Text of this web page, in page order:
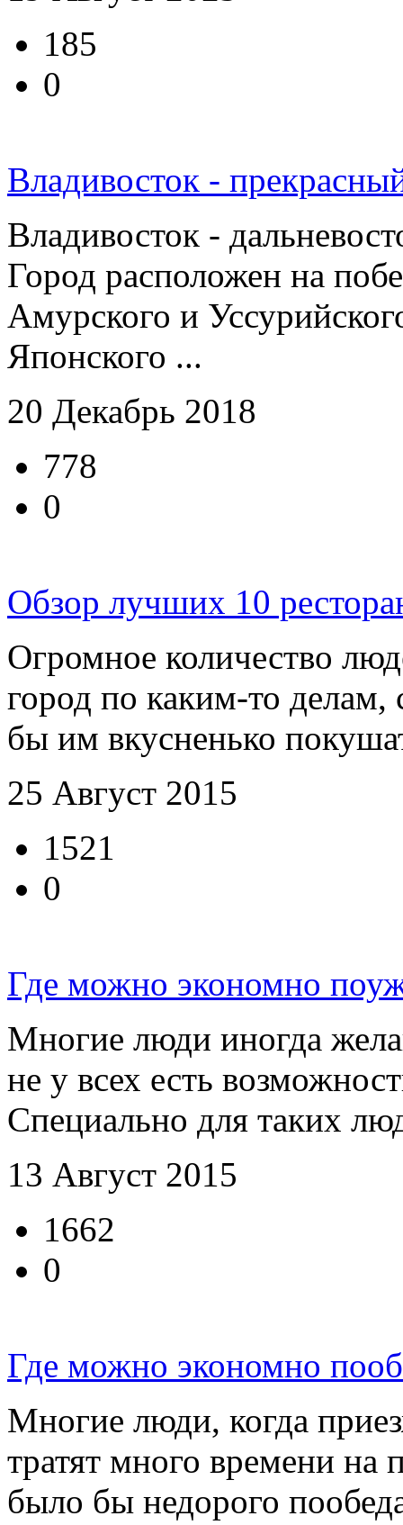
185
0
Владивосток -
Владивосток -
Город расположен на
Амурского и
Японского ...
20 Декабрь 2018
778
0
Обзор лучших 10
Огромное количество
город по каким-то делам,
бы им вкусненько
25 Август 2015
1521
0
Где можно экономно
Многие люди иногда
не у всех есть
Специально для таких
13 Август 2015
1662
0
Где можно экономно
Многие люди, когда
тратят много времени на
было бы недорого